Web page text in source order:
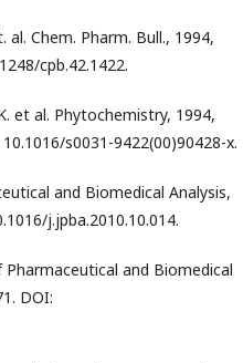
Chem. Pharm. Bull., 1994,
cpb.42.1422.
et al. Phytochemistry, 1994,
s0031-9422(00)90428-x.
and Biomedical Analysis,
j.jpba.2010.10.014.
Pharmaceutical and Biomedical
DOI: